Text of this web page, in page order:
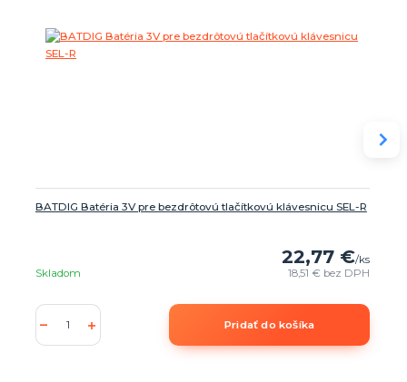
BATDIG Batéria 3V pre bezdrôtovú tlačítkovú klávesnicu SEL-R
22,77 €/ks
18,51 € bez DPH
Skladom
Pridať do košíka